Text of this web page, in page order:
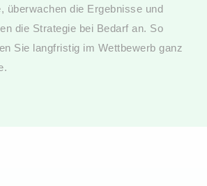
überwachen die Ergebnisse und
die Strategie bei Bedarf an. So
Sie langfristig im Wettbewerb ganz